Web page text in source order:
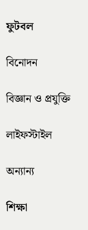
ফুটবল
বিনোদন
বিজ্ঞান ও প্রযুক্তি
লাইফস্টাইল
অন্যান্য
শিক্ষা